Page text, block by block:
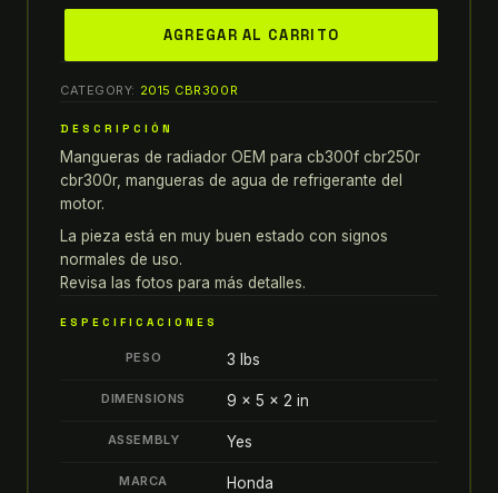
OEM
para
honda
cb300f
cbr250r
cbr300r,
mangueras
de
agua
refrigerante
quantity
AGREGAR AL CARRITO
CATEGORY: 2015 CBR300R
DESCRIPCIÓN
Mangueras de radiador OEM para cb300f cbr250r
cbr300r, mangueras de agua de refrigerante del
motor.
La pieza está en muy buen estado con signos
normales de uso.
Revisa las fotos para más detalles.
ESPECIFICACIONES
PESO 3 lbs
DIMENSIONS 9 × 5 × 2 in
ASSEMBLY Yes
MARCA Honda